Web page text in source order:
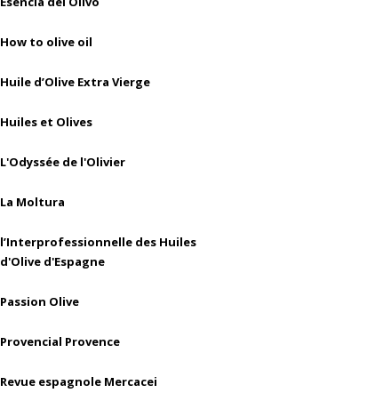
How to olive oil
Huile d’Olive Extra Vierge
Huiles et Olives
L'Odyssée de l'Olivier
La Moltura
l’Interprofessionnelle des Huiles
d'Olive d'Espagne
Passion Olive
Provencial Provence
Revue espagnole Mercacei